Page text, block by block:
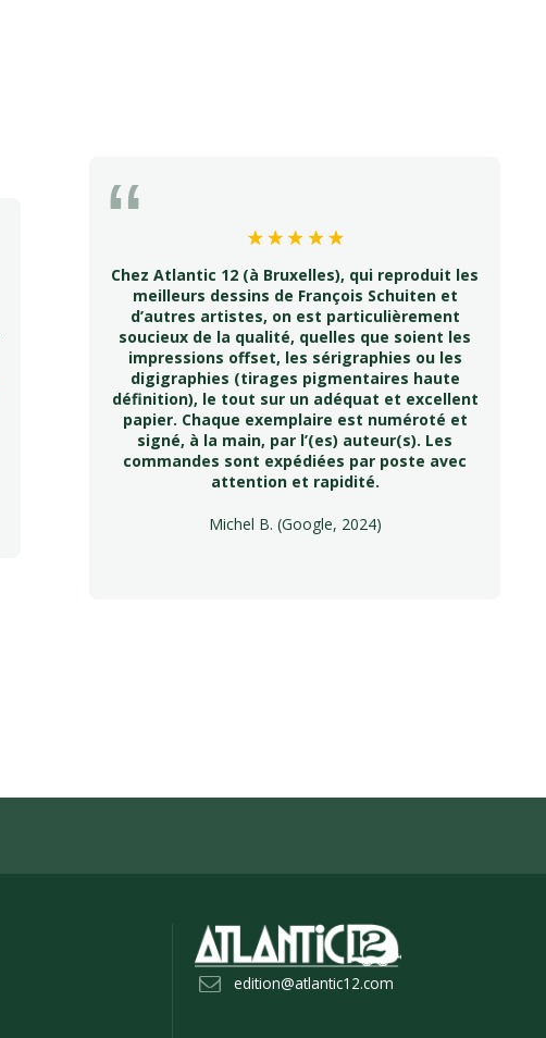
Chez Atlantic 12 (à Bruxelles), qui reproduit les
meilleurs dessins de François Schuiten et
d’autres artistes, on est particulièrement
soucieux de la qualité, quelles que soient les
impressions offset, les sérigraphies ou les
digigraphies (tirages pigmentaires haute
définition), le tout sur un adéquat et excellent
papier. Chaque exemplaire est numéroté et
signé, à la main, par l’(es) auteur(s). Les
commandes sont expédiées par poste avec
attention et rapidité.
Michel B. (Google, 2024)
edition@atlantic12.com